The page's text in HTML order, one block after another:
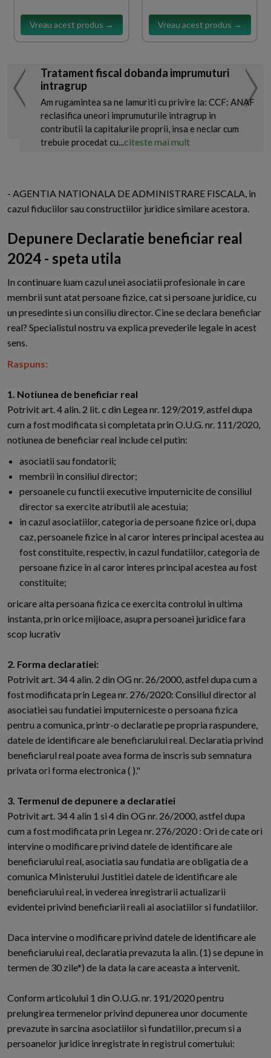
Vreau acest produs → Vreau acest produs →
Tratament fiscal dobanda imprumuturi
intragrup
Am rugamintea sa ne lamuriti cu privire la: CCF: ANAF
reclasifica uneori imprumuturile intragrup in
contributii la capitalurile proprii, insa e neclar cum
trebuie procedat cu...citeste mai mult
- AGENTIA NATIONALA DE ADMINISTRARE FISCALA, in
cazul fiduciilor sau constructiilor juridice similare acestora.
Depunere Declaratie beneficiar real
2024 - speta utila
In continuare luam cazul unei asociatii profesionale in care
membrii sunt atat persoane fizice, cat si persoane juridice, cu
un presedinte si un consiliu director. Cine se declara beneficiar
real? Specialistul nostru va explica prevederile legale in acest
sens.
Raspuns:
1. Notiunea de beneficiar real
Potrivit art. 4 alin. 2 lit. c din Legea nr. 129/2019, astfel dupa
cum a fost modificata si completata prin O.U.G. nr. 111/2020,
notiunea de beneficiar real include cel putin:
asociatii sau fondatorii;
membrii in consiliul director;
persoanele cu functii executive imputernicite de consiliul
director sa exercite atributii ale acestuia;
in cazul asociatiilor, categoria de persoane fizice ori, dupa
caz, persoanele fizice in al caror interes principal acestea au
fost constituite, respectiv, in cazul fundatiilor, categoria de
persoane fizice in al caror interes principal acestea au fost
constituite;
oricare alta persoana fizica ce exercita controlul in ultima
instanta, prin orice mijloace, asupra persoanei juridice fara
scop lucrativ
2. Forma declaratiei:
Potrivit art. 34 4 alin. 2 din OG nr. 26/2000, astfel dupa cum a
fost modificata prin Legea nr. 276/2020: Consiliul director al
asociatiei sau fundatiei imputerniceste o persoana fizica
pentru a comunica, printr-o declaratie pe propria raspundere,
datele de identificare ale beneficiarului real. Declaratia privind
beneficiarul real poate avea forma de inscris sub semnatura
privata ori forma electronica ( )."
3. Termenul de depunere a declaratiei
Potrivit art. 34 4 alin 1 si 4 din OG nr. 26/2000, astfel dupa
cum a fost modificata prin Legea nr. 276/2020 : Ori de cate ori
intervine o modificare privind datele de identificare ale
beneficiarului real, asociatia sau fundatia are obligatia de a
comunica Ministerului Justitiei datele de identificare ale
beneficiarului real, in vederea inregistrarii actualizarii
evidentei privind beneficiarii reali ai asociatiilor si fundatiilor.
Daca intervine o modificare privind datele de identificare ale
beneficiarului real, declaratia prevazuta la alin. (1) se depune in
termen de 30 zile*) de la data la care aceasta a intervenit.
Conform articolului 1 din O.U.G. nr. 191/2020 pentru
prelungirea termenelor privind depunerea unor documente
prevazute in sarcina asociatiilor si fundatiilor, precum si a
persoanelor juridice inregistrate in registrul comertului: